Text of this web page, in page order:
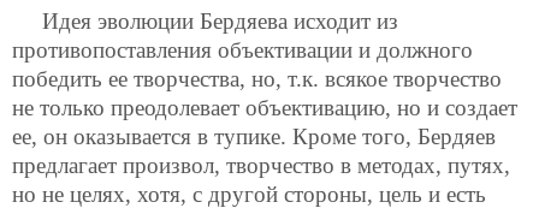
Идея эволюции Бердяева исходит из
противопоставления объективации и должного
победить ее творчества, но, т.к. всякое творчество
не только преодолевает объективацию, но и создает
ее, он оказывается в тупике. Кроме того, Бердяев
предлагает произвол, творчество в методах, путях,
но не целях, хотя, с другой стороны, цель и есть